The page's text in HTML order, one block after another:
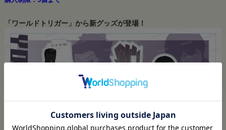
「ワールドトリガー」から新グッズが登場！